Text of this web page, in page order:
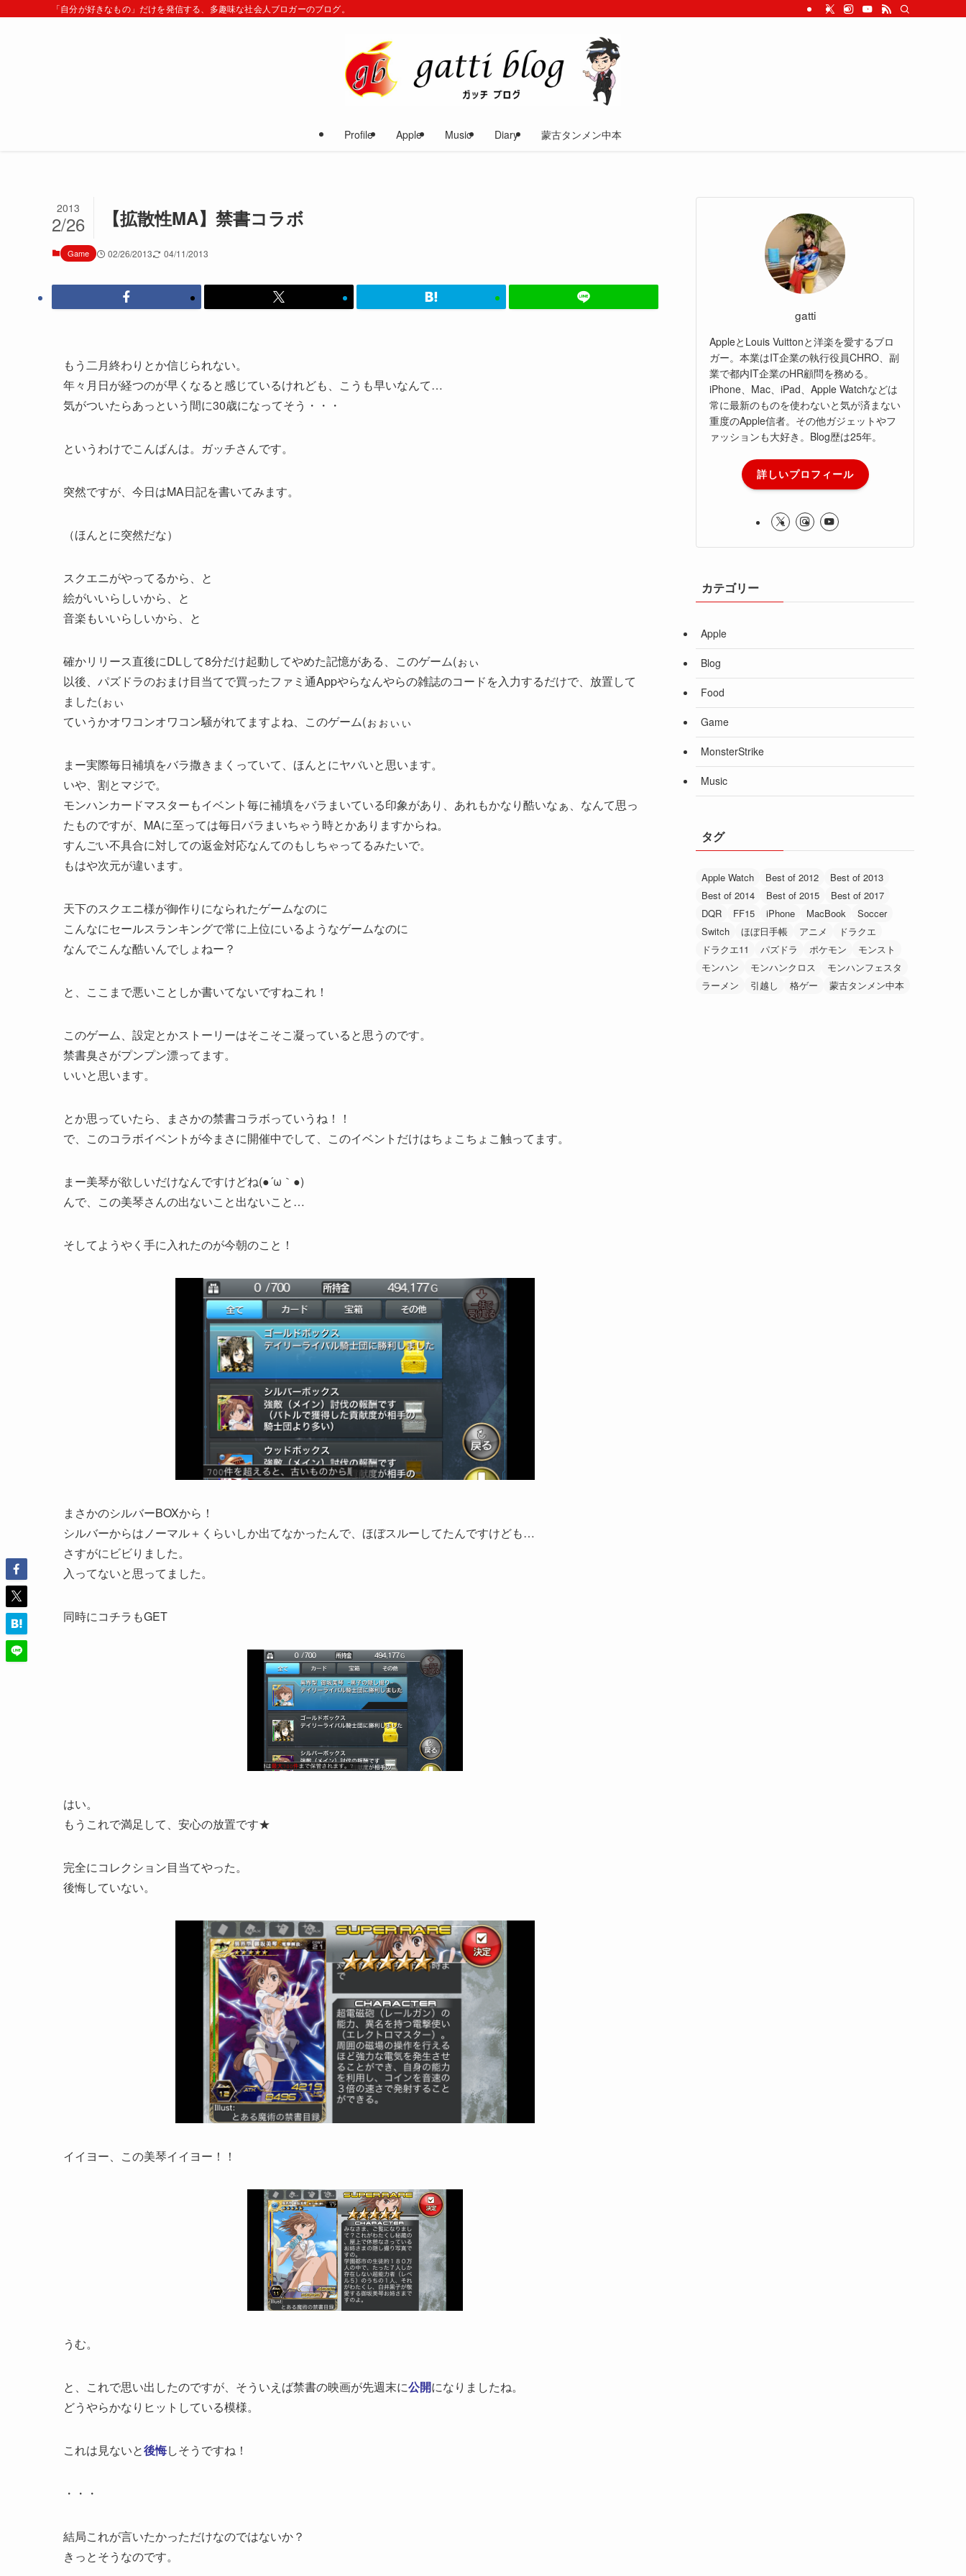
「自分が好きなもの」だけを発信する、多趣味な社会人ブロガーのブログ。
Profile Apple Music Diary 蒙古タンメン中本
【拡散性MA】禁書コラボ
2013
2/26
Game 02/26/2013 04/11/2013
もう二月終わりとか信じられない。
年々月日が経つのが早くなると感じているけれども、こうも早いなんて…
気がついたらあっという間に30歳になってそう・・・
というわけでこんばんは。ガッチさんです。
突然ですが、今日はMA日記を書いてみます。
（ほんとに突然だな）
スクエニがやってるから、と
絵がいいらしいから、と
音楽もいいらしいから、と
確かリリース直後にDLして8分だけ起動してやめた記憶がある、このゲーム(ぉぃ
以後、パズドラのおまけ目当てで買ったファミ通Appやらなんやらの雑誌のコードを入力するだけで、放置して
ました(ぉぃ
ていうかオワコンオワコン騒がれてますよね、このゲーム(ぉぉぃぃ
まー実際毎日補填をバラ撒きまくっていて、ほんとにヤバいと思います。
いや、割とマジで。
モンハンカードマスターもイベント毎に補填をバラまいている印象があり、あれもかなり酷いなぁ、なんて思っ
たものですが、MAに至っては毎日バラまいちゃう時とかありますからね。
すんごい不具合に対しての返金対応なんてのもしちゃってるみたいで。
もはや次元が違います。
天下のスクエニ様が御作りになられたゲームなのに
こんなにセールスランキングで常に上位にいるようなゲームなのに
なんでこんな酷いんでしょねー？
と、ここまで悪いことしか書いてないですねこれ！
このゲーム、設定とかストーリーはそこそこ凝っていると思うのです。
禁書臭さがプンプン漂ってます。
いいと思います。
とか思っていたら、まさかの禁書コラボっていうね！！
で、このコラボイベントが今まさに開催中でして、このイベントだけはちょこちょこ触ってます。
まー美琴が欲しいだけなんですけどね(●´ω｀●)
んで、この美琴さんの出ないこと出ないこと…
そしてようやく手に入れたのが今朝のこと！
まさかのシルバーBOXから！
シルバーからはノーマル＋くらいしか出てなかったんで、ほぼスルーしてたんですけども…
さすがにビビりました。
入ってないと思ってました。
同時にコチラもGET
はい。
もうこれで満足して、安心の放置です★
完全にコレクション目当てやった。
後悔していない。
イイヨー、この美琴イイヨー！！
うむ。
と、これで思い出したのですが、そういえば禁書の映画が先週末に公開になりましたね。
どうやらかなりヒットしている模様。
これは見ないと後悔しそうですね！
・・・
結局これが言いたかっただけなのではないか？
きっとそうなのです。
gatti
AppleとLouis Vuittonと洋楽を愛するブロ
ガー。本業はIT企業の執行役員CHRO、副
業で都内IT企業のHR顧問を務める。
iPhone、Mac、iPad、Apple Watchなどは
常に最新のものを使わないと気が済まない
重度のApple信者。その他ガジェットやフ
ァッションも大好き。Blog歴は25年。
詳しいプロフィール
カテゴリー
Apple
Blog
Food
Game
MonsterStrike
Music
タグ
Apple Watch Best of 2012
Best of 2013
Best of 2014
Best of 2015
Best of 2017
DQR
FF15 iPhone MacBook
Soccer
Switch
ほぼ日手帳 アニメ
ドラクエ
ドラクエ11
パズドラ ポケモン
モンスト
モンハン
モンハンクロス
モンハンフェスタ
ラーメン
引越し 格ゲー 蒙古タンメン中本